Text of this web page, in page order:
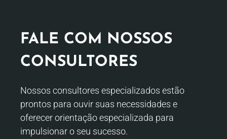
FALE COM NOSSOS
CONSULTORES
Nossos consultores especializados estão
prontos para ouvir suas necessidades e
oferecer orientação especializada para
impulsionar o seu sucesso.